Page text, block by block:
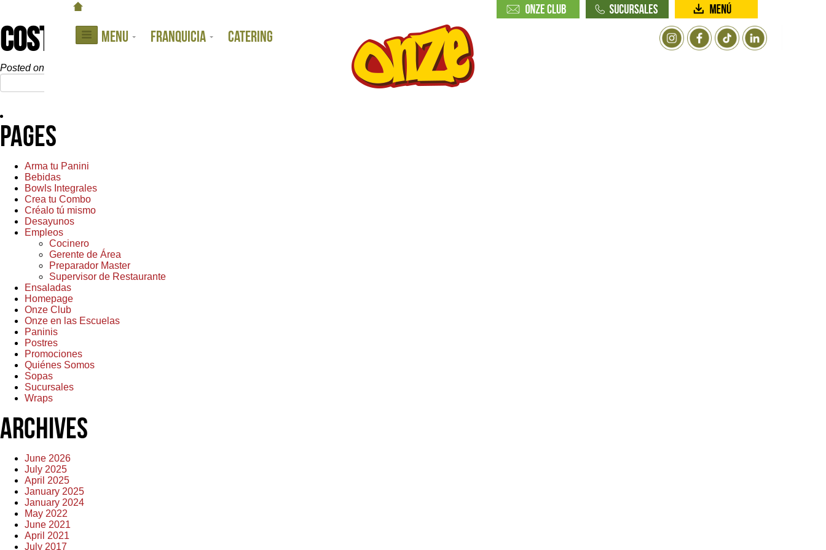
MENU FRANQUICIA CATERING
COSTA DEL ESTE
Posted on:
for:
Pages
Arma tu Panini
Bebidas
Bowls Integrales
Crea tu Combo
Créalo tú mismo
Desayunos
Empleos
Cocinero
Gerente de Área
Preparador Master
Supervisor de Restaurante
Ensaladas
Homepage
Onze Club
Onze en las Escuelas
Paninis
Postres
Promociones
Quiénes Somos
Sopas
Sucursales
Wraps
Archives
June 2026
July 2025
April 2025
January 2025
January 2024
May 2022
June 2021
April 2021
July 2017